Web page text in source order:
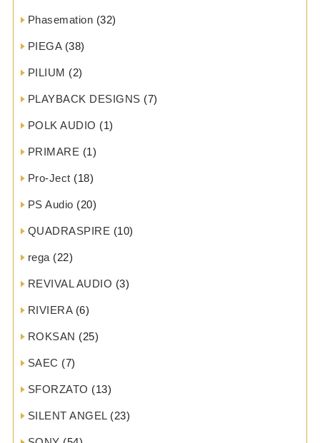
Phasemation (32)
PIEGA(38)
PILIUM (2)
PLAYBACK DESIGNS (7)
POLK AUDIO (1)
PRIMARE (1)
Pro-Ject (18)
PS Audio (20)
QUADRASPIRE (10)
rega (22)
REVIVAL AUDIO (3)
RIVIERA(6)
ROKSAN (25)
SAEC (7)
SFORZATO (13)
SILENT ANGEL(23)